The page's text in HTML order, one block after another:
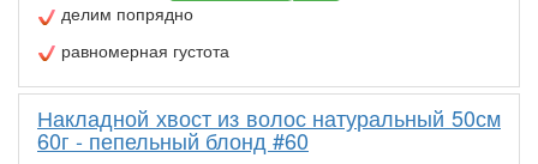
делим попрядно
равномерная густота
Накладной хвост из волос натуральный 50см
60г - пепельный блонд #60